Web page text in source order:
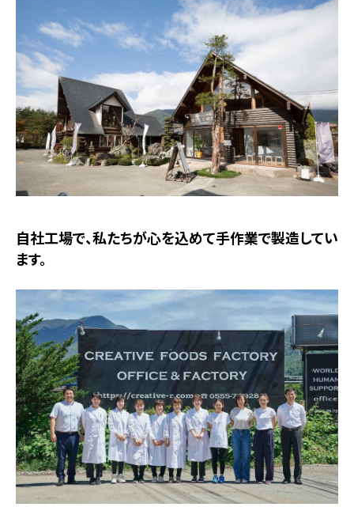
自社工場で、私たちが心を込めて手作業で製造してい
ます。